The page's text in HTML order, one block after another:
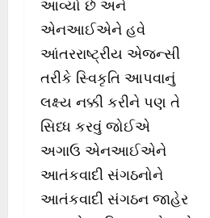
આવ્યો છે અને
એનઆઈએને હવે
આંતરરાષ્ટ્રીય એજન્સી
તરીકે સ્વિકૃતિ આપવાનું
લક્ષ્ય નક્કી કરીને પણ તે
સિધ્ધ કરવું જોઈએ
અગાઉ એનઆઈએને
આતંકવાદી સંગઠનોને
આતંકવાદી સંગઠન જાહેર